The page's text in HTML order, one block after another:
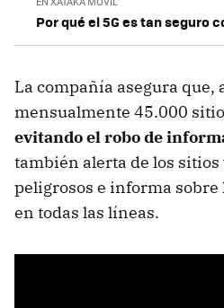
Por qué el 5G es tan seguro
La compañía asegura que,
mensualmente 45.000
evitando el robo de
también alerta de los
peligrosos e informa
en todas las líneas.